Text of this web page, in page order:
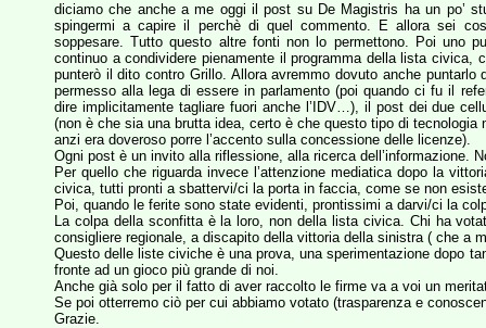
diciamo che anche a me oggi il post su De Magistris ha un po’
spingermi a capire il perchè di quel commento. E allora sei
soppesare. Tutto questo altre fonti non lo permettono. Poi uno
continuo a condividere pienamente il programma della lista civica,
punterò il dito contro Grillo. Allora avremmo dovuto anche
permesso alla lega di essere in parlamento (poi quando ci fu il
dire implicitamente tagliare fuori anche l’IDV…), il post dei due
(non è che sia una brutta idea, certo è che questo tipo di
anzi era doveroso porre l’accento sulla concessione delle licenze).
Ogni post è un invito alla riflessione, alla ricerca dell’informazione.
Per quello che riguarda invece l’attenzione mediatica dopo la
civica, tutti pronti a sbattervi/ci la porta in faccia, come se non
Poi, quando le ferite sono state evidenti, prontissimi a darvi/ci la
La colpa della sconfitta è la loro, non della lista civica. Chi ha
consigliere regionale, a discapito della vittoria della sinistra ( che a
Questo delle liste civiche è una prova, una sperimentazione dopo
fronte ad un gioco più grande di noi.
Anche già solo per il fatto di aver raccolto le firme va a voi un
Se poi otterremo ciò per cui abbiamo votato (trasparenza e
Grazie.